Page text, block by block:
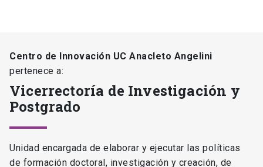
Centro de Innovación UC Anacleto Angelini
pertenece a:
Vicerrectoría de Investigación y
Postgrado
Unidad encargada de elaborar y ejecutar las políticas
de formación doctoral, investigación y creación, de